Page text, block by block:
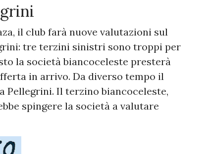
il club farà nuove valutazioni sul
tre terzini sinistri sono troppi per
la società biancoceleste presterà
in arrivo. Da diverso tempo il
Pellegrini. Il terzino biancoceleste,
spingere la società a valutare